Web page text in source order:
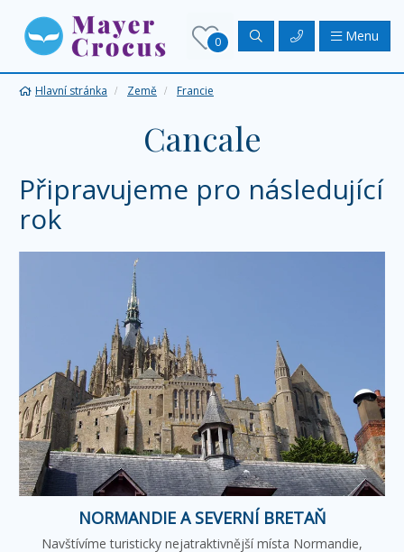
0 Menu
Hlavní stránka Země Francie
Cancale
Připravujeme pro následující
rok
NORMANDIE A SEVERNÍ BRETAŇ
Navštívíme turisticky nejatraktivnější místa Normandie,